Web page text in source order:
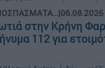
|
στην Κρήνη
112 για